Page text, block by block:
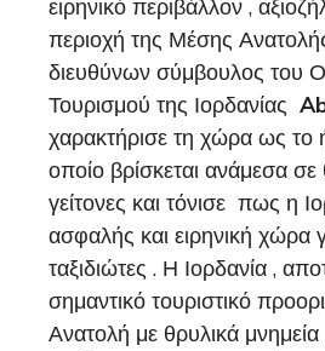
ειρηνικό περιβάλλον ,
περιοχή της Μέσης
διευθύνων σύμβουλος του
Τουρισμού της Ιορδανίας
χαρακτήρισε τη χώρα ως το
οποίο βρίσκεται ανάμεσα
γείτονες και τόνισε πως η
ασφαλής και ειρηνική χώρα
ταξιδιώτες . Η Ιορδανία ,
σημαντικό τουριστικό
Ανατολή με θρυλικά μνημεία